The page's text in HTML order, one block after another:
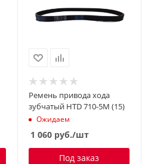
Ремень привода хода
зубчатый HTD 710-5M (15)
Ожидаем
1 060руб./шт
Под заказ